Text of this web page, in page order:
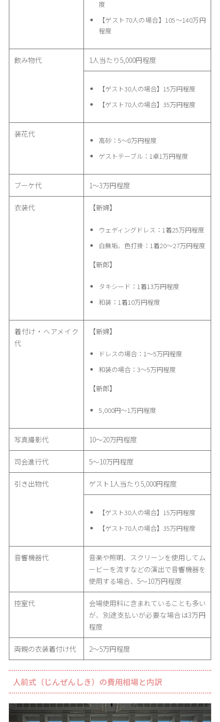
度
【ゲスト70人の場合】105〜140万円
程度
飲み物代 1人当たり5,000円程度
【ゲスト30人の場合】15万円程度
【ゲスト70人の場合】35万円程度
装花代
高砂：5〜8万円程度
ゲストテーブル：1卓1万円程度
ブーケ代 1〜3万円程度
衣装代 【新婦】
ウェディングドレス：1着25万円程度
白無垢、色打掛：1着20〜27万円程度
【新郎】
タキシード：1着13万円程度
和装：1着10万円程度
着付け・ヘアメイク
代
【新婦】
ドレスの場合：1〜5万円程度
和装の場合：3〜5万円程度
【新郎】
5,000円〜1万円程度
写真撮影代 10〜20万円程度
司会進行代 5〜10万円程度
引き出物代 ゲスト1人当たり5,000円程度
【ゲスト30人の場合】15万円程度
【ゲスト70人の場合】35万円程度
音響機器代
音楽や照明、スクリーンを使用してム
ービーを流すなどの演出で音響機器を
使用する場合、5〜10万円程度
控室代
会場使用料に含まれていることも多い
が、別途支払いが必要な場合は3万円
程度
両親の衣装着付け代 2〜5万円程度
人前式（じんぜんしき）の費用相場と内訳